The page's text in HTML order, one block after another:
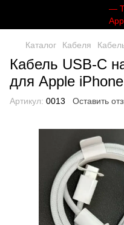
Каталог Кабеля
Кабель USB-C
для Apple
Артикул: 0013 Оставить